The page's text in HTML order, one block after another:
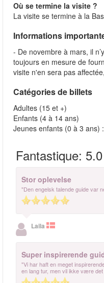
Où se termine la visite ?
La visite se termine à la
Informations
- De novembre à mars, il
toujours en mesure de
visite n'en sera pas
Catégories de billets
Adultes (15 et +)
Enfants (4 à 14 ans)
Jeunes enfants (0 à 3 ans)
Fantastique: 5.0
Stor oplevelse
"Den engelsk talende guide var
Laila
Super inspirerende
"Vi har haft en meget
en lang tur, men vil ikke være